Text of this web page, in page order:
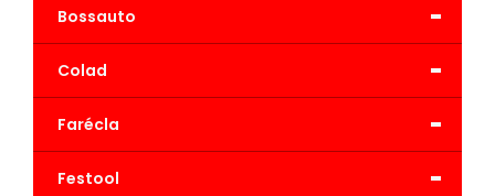
-
Bossauto
-
Colad
-
Farécla
-
Festool